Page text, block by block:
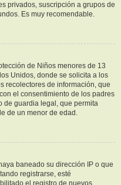
privados, suscripción a grupos de
Es muy recomendable.
de Niños menores de 13
Unidos, donde se solicita a los
recolectores de información, que
el consentimiento de los padres
de guardia legal, que permita
de un menor de edad.
baneado su dirección IP o que
registrarse, esté
el registro de nuevos